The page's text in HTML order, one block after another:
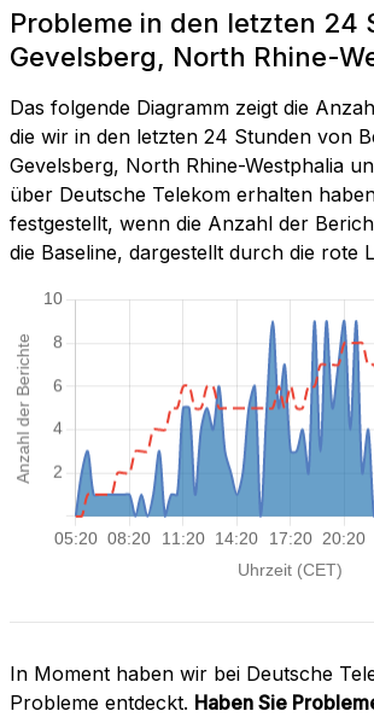
Probleme in den letzten 24
Gevelsberg, North Rhine-
Das folgende Diagramm zeigt die
die wir in den letzten 24 Stunden von
Gevelsberg, North Rhine-Westphalia
über Deutsche Telekom erhalten
festgestellt, wenn die Anzahl der
die Baseline, dargestellt durch die rote
In Moment haben wir bei Deutsche
Probleme entdeckt. Haben Sie